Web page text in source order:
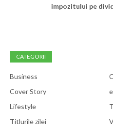
impozitului pe
CATEGORII
Business
Cover Story
Lifestyle
Titlurile zilei